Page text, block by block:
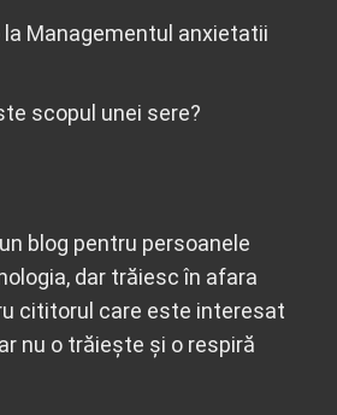
la Managementul anxietatii
scopul unei sere?
blog pentru persoanele
dar trăiesc în afara
cititorul care este interesat
nu o trăiește și o respiră